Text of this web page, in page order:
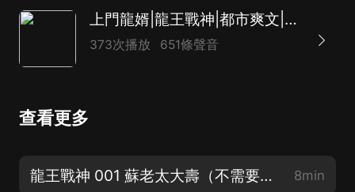
上門龍婿|龍王戰神|都市爽文|兵王|精品多播|秦淮
373次播放 651條聲音
查看更多
龍王戰神 001 蘇老太大壽（不需要片花，不整虛頭八腦的咱就直接上干貨！） 8min